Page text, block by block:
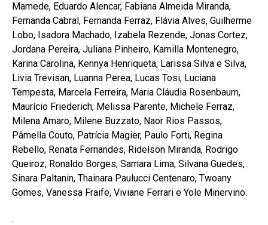
Mamede, Eduardo Alencar, Fabiana Almeida Miranda,
Fernanda Cabral, Fernanda Ferraz, Flávia Alves, Guilherme
Lobo, Isadora Machado, Izabela Rezende, Jonas Cortez,
Jordana Pereira, Juliana Pinheiro, Kamilla Montenegro,
Karina Carolina, Kennya Henriqueta, Larissa Silva e Silva,
Livia Trevisan, Luanna Perea, Lucas Tosi, Luciana
Tempesta, Marcela Ferreira, Maria Cláudia Rosenbaum,
Maurício Friederich, Melissa Parente, Michele Ferraz,
Milena Amaro, Milene Buzzato, Naor Rios Passos,
Pâmella Couto, Patrícia Magier, Paulo Forti, Regina
Rebello, Renata Fernandes, Ridelson Miranda, Rodrigo
Queiroz, Ronaldo Borges, Samara Lima, Silvana Guedes,
Sinara Paltanin, Thainara Paulucci Centenaro, Twoany
Gomes, Vanessa Fraife, Viviane Ferrari e Yole Minervino.
.